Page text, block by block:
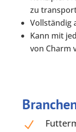
zu
Vollständig
Kann mit
von Charm
N